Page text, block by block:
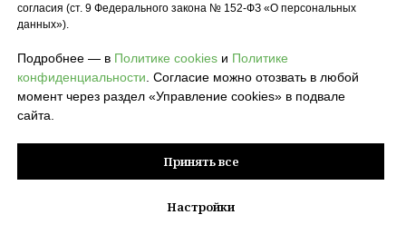
данных
согласия (ст. 9 Федерального закона № 152-ФЗ «О персональных
данных»).
Подробнее — в Политике cookies и Политике
конфиденциальности. Согласие можно отозвать в любой
момент через раздел «Управление cookies» в подвале
сайта.
Принять все
Настройки